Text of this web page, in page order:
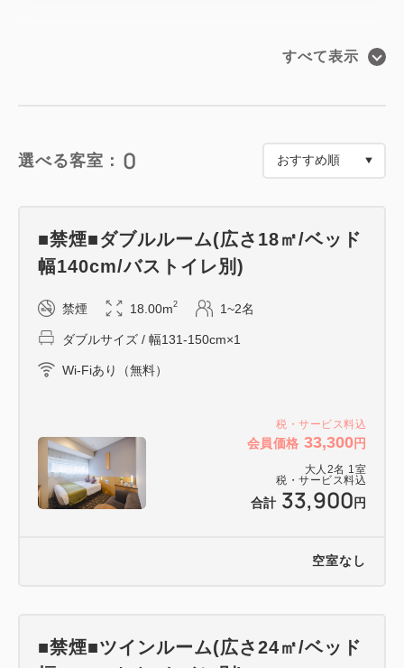
ロビーに隣接するラウンジは「ホテルで優雅に時を紡
間です。
昼間は大きな窓から光が差し込む明るい開放的な空間
気のある空間でグラスを傾けてはいかがでしょうか。
新宿のシンボル・ゴジラヘッドを一番近くで望める当
ホテルだけの絶好のロケーションもお愉しみくださ
8階／営業時間：9:30～22:00（L.O.料理21:00／飲物
21:30）
専用メニュー：ウイスキー、日本酒、ビール、ワイ
何度でもご利用いただけます。
すべて表示
選べる客室： 0
税・サービス料込
会員価格 33,300円
大人 2名 1 室
税・サービス料込
合計 33,900 円
■禁煙■ダブルルーム(広さ18㎡/ベッド
幅140cm/バストイレ別)
禁煙 18.00m2 1~2名
ダブルサイズ / 幅131-150cm×1
Wi-Fiあり（無料）
空室なし
■禁煙■ツインルーム(広さ24㎡/ベッド